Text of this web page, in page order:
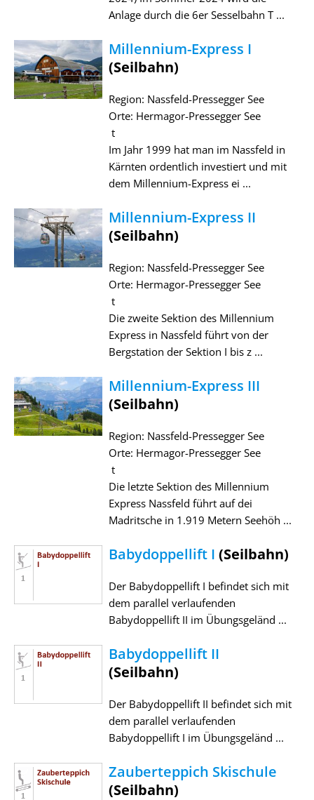
Anlage durch die 6er Sesselbahn T ...
Millennium-Express I
(Seilbahn)
Region: Nassfeld-Pressegger See
Orte: Hermagor-Pressegger See
t
Im Jahr 1999 hat man im Nassfeld in
Kärnten ordentlich investiert und mit
dem Millennium-Express ei ...
Millennium-Express II
(Seilbahn)
Region: Nassfeld-Pressegger See
Orte: Hermagor-Pressegger See
t
Die zweite Sektion des Millennium
Express in Nassfeld führt von der
Bergstation der Sektion I bis z ...
Millennium-Express III
(Seilbahn)
Region: Nassfeld-Pressegger See
Orte: Hermagor-Pressegger See
t
Die letzte Sektion des Millennium
Express Nassfeld führt auf dei
Madritsche in 1.919 Metern Seehöh ...
Babydoppellift I (Seilbahn)
Der Babydoppellift I befindet sich mit
dem parallel verlaufenden
Babydoppellift II im Übungsgeländ ...
Babydoppellift II
(Seilbahn)
Der Babydoppellift II befindet sich mit
dem parallel verlaufenden
Babydoppellift I im Übungsgeländ ...
Zauberteppich Skischule
(Seilbahn)